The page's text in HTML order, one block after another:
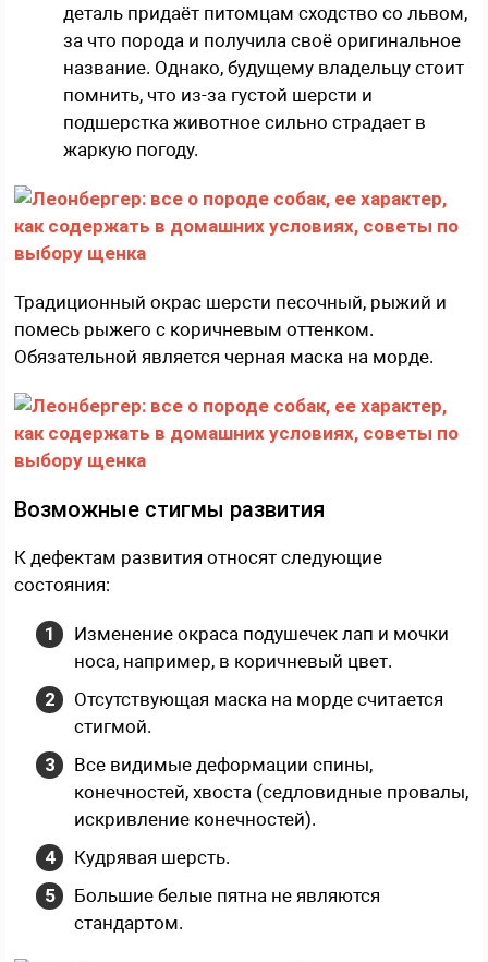
деталь придаёт питомцам сходство со львом,
за что порода и получила своё оригинальное
название. Однако, будущему владельцу стоит
помнить, что из-за густой шерсти и
подшерстка животное сильно страдает в
жаркую погоду.
Традиционный окрас шерсти песочный, рыжий и
помесь рыжего с коричневым оттенком.
Обязательной является черная маска на морде.
Возможные стигмы развития
К дефектам развития относят следующие
состояния:
Изменение окраса подушечек лап и мочки
носа, например, в коричневый цвет.
Отсутствующая маска на морде считается
стигмой.
Все видимые деформации спины,
конечностей, хвоста (седловидные провалы,
искривление конечностей).
Кудрявая шерсть.
Большие белые пятна не являются
стандартом.